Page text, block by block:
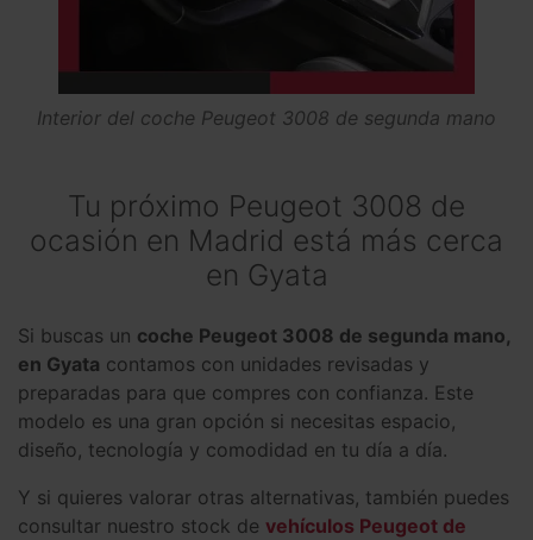
Interior del coche Peugeot 3008 de segunda mano
Tu próximo Peugeot 3008 de
ocasión en Madrid está más cerca
en Gyata
Si buscas un coche Peugeot 3008 de segunda mano,
en Gyata contamos con unidades revisadas y
preparadas para que compres con confianza. Este
modelo es una gran opción si necesitas espacio,
diseño, tecnología y comodidad en tu día a día.
Y si quieres valorar otras alternativas, también puedes
consultar nuestro stock de vehículos Peugeot de